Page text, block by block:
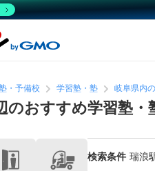
・予備校 学習塾・塾 岐阜県内
のおすすめ学習塾・
検索条件 瑞浪